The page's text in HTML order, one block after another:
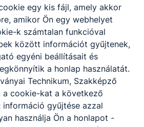
végzettséggel rendelkező
vagy egészségügyi szakember
Segítséget nyújt a
életvitel biztosításában, a
szociális
az ellátásban részesülő
szükségleteinek a
is tevékenyen vesz részt;
egy kis fájl, amely akkor
amikor Ön egy webhelyet
k számtalan funkcióval
között információt gyűjtenek,
egyéni beállításait és
a honlap használatát.
Technikum, Szakképző
a cookie-kat a következő
információ gyűjtése azzal
használja Ön a honlapot -